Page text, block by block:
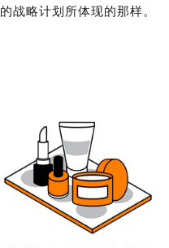
的战略计划所体现的那样。